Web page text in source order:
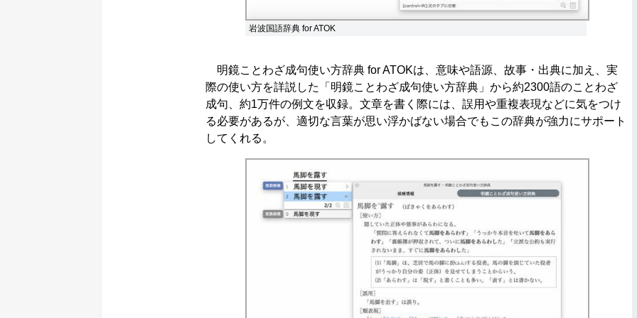
岩波国語辞典 for ATOK
明鏡ことわざ成句使い方辞典 for ATOKは、意味や語源、故事・出典に加え、実
際の使い方を詳説した「明鏡ことわざ成句使い方辞典」から約2300語のことわざ
成句、約1万件の例文を収録。文章を書く際には、誤用や重複表現などに気をつけ
る必要があるが、適切な言葉が思い浮かばない場合でもこの辞典が強力にサポート
してくれる。